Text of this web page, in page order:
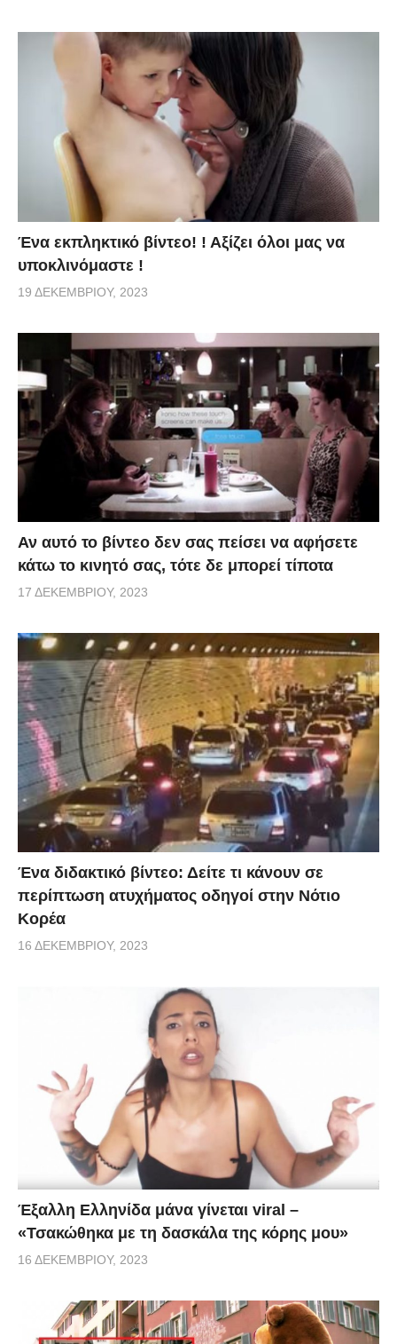
Ένα εκπληκτικό βίντεο! ! Αξίζει όλοι μας να
υποκλινόμαστε !
19 ΔΕΚΕΜΒΡΊΟΥ, 2023
Αν αυτό το βίντεο δεν σας πείσει να αφήσετε
κάτω το κινητό σας, τότε δε μπορεί τίποτα
17 ΔΕΚΕΜΒΡΊΟΥ, 2023
Ένα διδακτικό βίντεο: Δείτε τι κάνουν σε
περίπτωση ατυχήματος οδηγοί στην Νότιο
Κορέα
16 ΔΕΚΕΜΒΡΊΟΥ, 2023
Έξαλλη Ελληνίδα μάνα γίνεται viral –
«Τσακώθηκα με τη δασκάλα της κόρης μου»
16 ΔΕΚΕΜΒΡΊΟΥ, 2023